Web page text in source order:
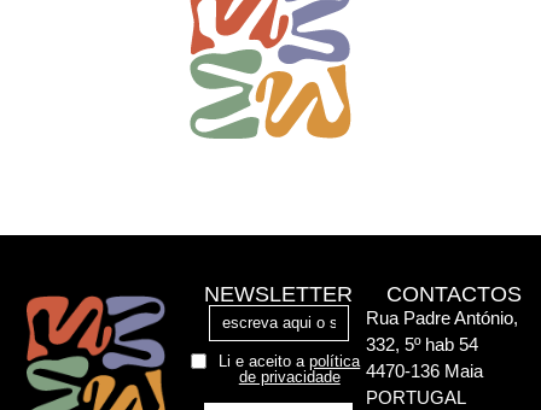
NEWSLETTER
Li e aceito apolítica
de privacidade
CONTACTOS
Rua Padre António,
332, 5º hab 54
4470-136 Maia
PORTUGAL